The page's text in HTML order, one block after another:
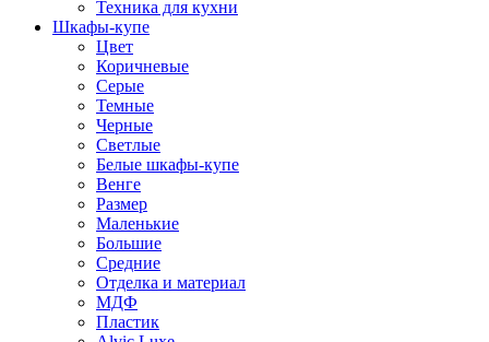
Техника для кухни
Шкафы-купе
Цвет
Коричневые
Серые
Темные
Черные
Светлые
Белые шкафы-купе
Венге
Размер
Маленькие
Большие
Средние
Отделка и материал
МДФ
Пластик